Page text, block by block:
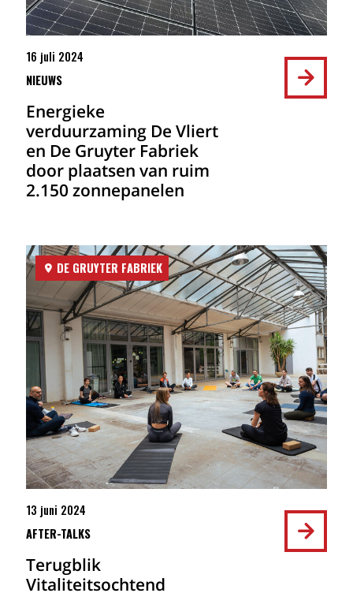
16 juli 2024
NIEUWS
Energieke
verduurzaming De Vliert
en De Gruyter Fabriek
door plaatsen van ruim
2.150 zonnepanelen
DE GRUYTER FABRIEK
13 juni 2024
AFTER-TALKS
Terugblik
Vitaliteitsochtend